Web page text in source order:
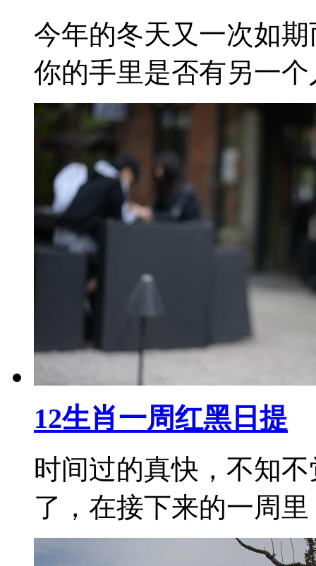
今年的冬天又一次如
你的手里是否有另一
12生肖一周红黑日提
时间过的真快，不知
了，在接下来的一周